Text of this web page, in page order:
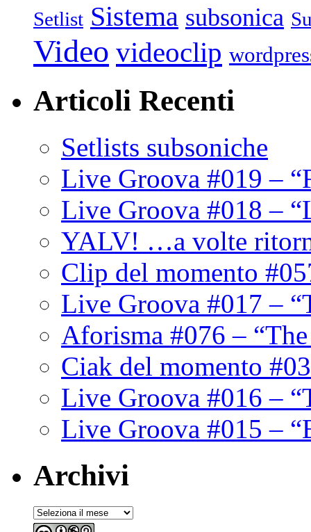
Setlist Sistema subsonica
Video videoclip
Articoli Recenti
Setlists subsoniche
Live Groova #019 –
Live Groova #018 –
YALV! …a volte
Clip del momento
Live Groova #017 –
Aforisma #076 –
Ciak del momento
Live Groova #016 –
Live Groova #015 –
Archivi
Archivi